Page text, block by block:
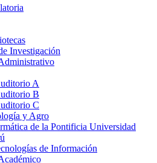
Investigación
A
B
C
y Agro
de la Pontificia Universidad
de Información